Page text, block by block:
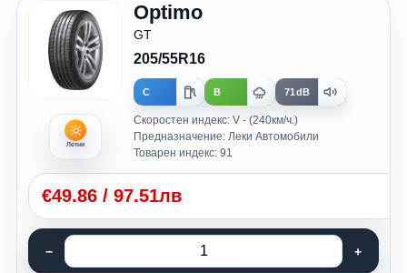
Летни
Optimo
GT
205/55R16
C B 71dB
Скоростен индекс: V - (240км/ч.)
Предназначение: Леки Автомобили
Товарен индекс: 91
€49.86 / 97.51лв